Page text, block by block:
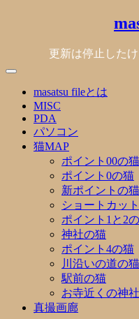
更新は停止した
masatsu fileとは
MISC
PDA
パソコン
猫MAP
ポイント00の猫
ポイント0の猫
新ポイントの猫
ショートカッ
ポイント1と2
神社の猫
ポイント4の猫
川沿いの道の猫
駅前の猫
お寺近くの神
真撮画廊